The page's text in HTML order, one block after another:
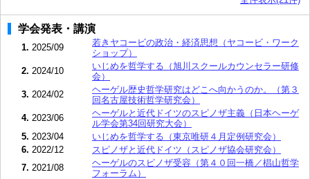
学会発表・講演
1. 2025/09
若きヤコービの政治・経済思想（ヤコービ・ワーク
ショップ）
2. 2024/10
いじめを哲学する（旭川スクールカウンセラー研修
会）
3. 2024/02
ヘーゲル歴史哲学研究はどこへ向かうのか。（第３
回名古屋技術哲学研究会）
4. 2023/06
ヘーゲルと近代ドイツのスピノザ主義（日本ヘーゲ
ル学会第34回研究大会）
5. 2023/04
いじめを哲学する（東京唯研４月定例研究会）
6. 2022/12
スピノザと近代ドイツ（スピノザ協会研究会）
7. 2021/08
ヘーゲルのスピノザ受容（第４０回一橋／椙山哲学
フォーラム）